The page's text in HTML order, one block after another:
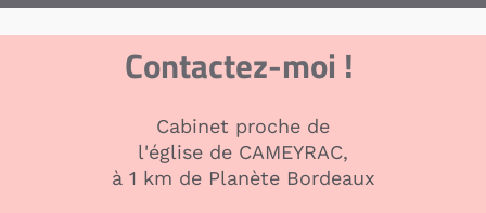
Contactez-moi !
Cabinet proche de
l'église de CAMEYRAC,
à 1 km de Planète Bordeaux